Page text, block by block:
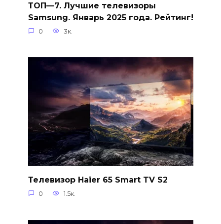
ТОП—7. Лучшие телевизоры
Samsung. Январь 2025 года. Рейтинг!
0 3к.
Телевизор Haier 65 Smart TV S2
0 1.5к.